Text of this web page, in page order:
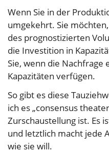
Wenn Sie in der
umgekehrt. Sie
des prognostizierten
die Investition in
Sie, wenn die
Kapazitäten verfügen.
So gibt es diese
ich es „consensus
Zurschaustellung ist. Es
und letztlich macht jede
wie sie will.